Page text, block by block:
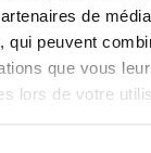
de
qui peuvent
que vous
lors de votre
29,99